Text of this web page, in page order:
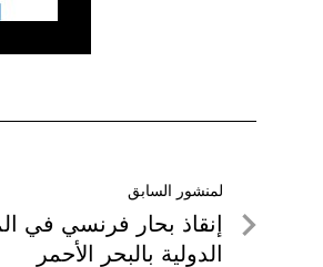
تصفّح
المقالات
لمنشور السابق
لمنشور
السابق
إنقاذ بحار فرنسي في
الدولية بالبحر الأحمر